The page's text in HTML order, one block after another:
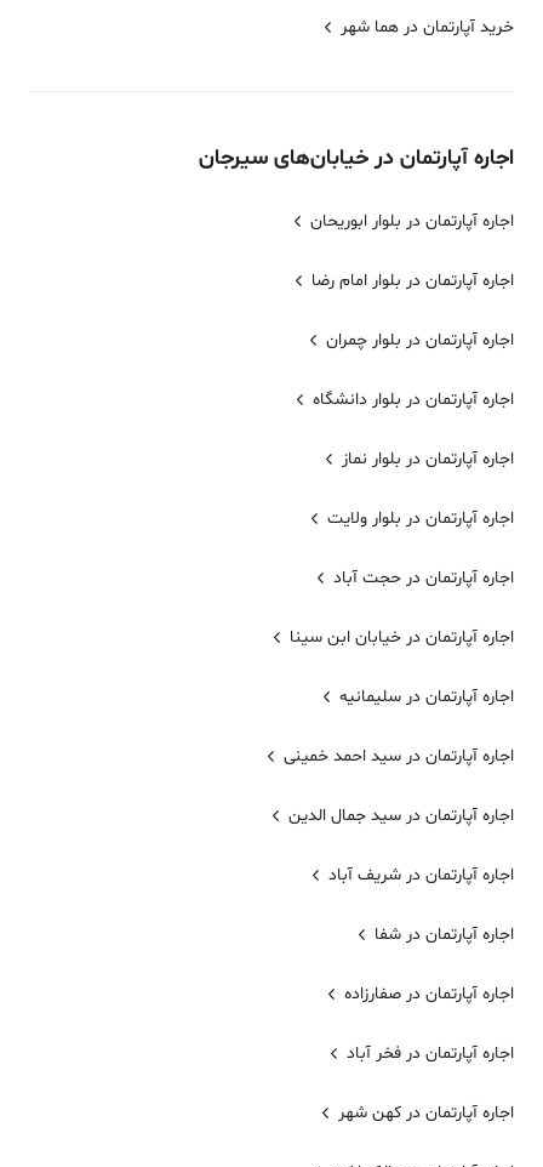
خرید آپارتمان در هما شهر
اجاره آپارتمان در خیابان‌های سیرجان
اجاره آپارتمان در بلوار ابوریحان
اجاره آپارتمان در بلوار امام رضا
اجاره آپارتمان در بلوار چمران
اجاره آپارتمان در بلوار دانشگاه
اجاره آپارتمان در بلوار نماز
اجاره آپارتمان در بلوار ولایت
اجاره آپارتمان در حجت آباد
اجاره آپارتمان در خیابان ابن سینا
اجاره آپارتمان در سلیمانیه
اجاره آپارتمان در سید احمد خمینی
اجاره آپارتمان در سید جمال الدین
اجاره آپارتمان در شریف آباد
اجاره آپارتمان در شفا
اجاره آپارتمان در صفارزاده
اجاره آپارتمان در فخر آباد
اجاره آپارتمان در کهن شهر